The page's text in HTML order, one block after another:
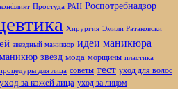
Простуда РАН Роспотребнадзор
Хирургия Эмили Ратаковски
звездный маникюр идеи маникюра
маникюр звезд мода морщины пластика
для лица советы тест уход для волос
уход за кожей лица уход за лицом